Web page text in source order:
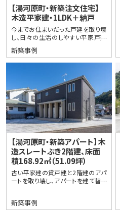
【湯河原町・新築注文住宅】
木造平家建・1LDK＋納戸
新築事例
今までお住まいだった戸建を取り壊
し、日々の生活のしやすい平家戸建
ペースにして買い物やお出かけも
楽々に。
【湯河原町・新築アパート】木
造スレートぶき2階建、床面
積168.92㎡（51.09坪）
新築事例
古い平家建の貸戸建と2階建のアパ
ートを取り壊し、アパートを建て替え